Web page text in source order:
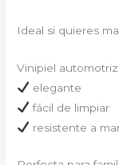
Ideal si quieres
Vinipiel
elegante
fácil de limpiar
resistente a